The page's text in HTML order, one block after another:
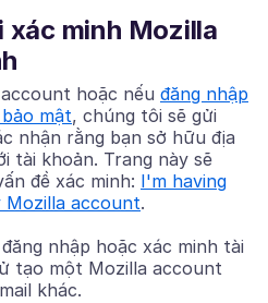
xác minh Mozilla
hoặc nếu đăng nhập
mật, chúng tôi sẽ gửi
nhận rằng bạn sở hữu địa
tài khoản. Trang này sẽ
đề xác minh: I'm having
Mozilla account.
nhập hoặc xác minh tài
tạo một Mozilla account
khác.